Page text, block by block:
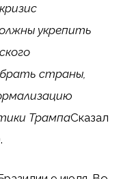
укрепить
страны,
ТрампаСказал